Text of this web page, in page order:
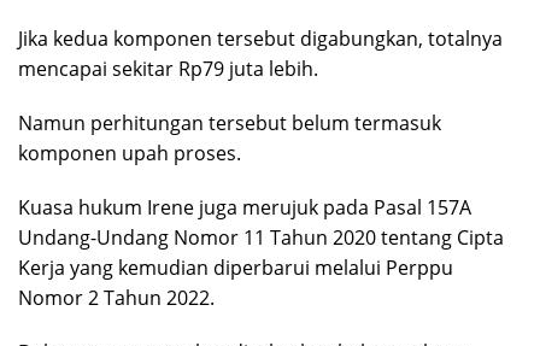
Jika kedua komponen tersebut digabungkan, totalnya
mencapai sekitar Rp79 juta lebih.
Namun perhitungan tersebut belum termasuk
komponen upah proses.
Kuasa hukum Irene juga merujuk pada Pasal 157A
Undang-Undang Nomor 11 Tahun 2020 tentang Cipta
Kerja yang kemudian diperbarui melalui Perppu
Nomor 2 Tahun 2022.